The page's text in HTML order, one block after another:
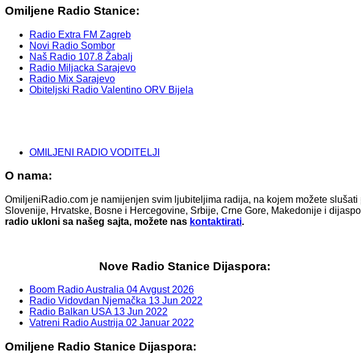
Omiljene Radio Stanice:
Radio Extra FM Zagreb
Novi Radio Sombor
Naš Radio 107.8 Žabalj
Radio Miljacka Sarajevo
Radio Mix Sarajevo
Obiteljski Radio Valentino ORV Bijela
OMILJENI RADIO VODITELJI
O nama:
OmiljeniRadio.com je namijenjen svim ljubiteljima radija, na kojem možete
Slovenije, Hrvatske, Bosne i Hercegovine, Srbije, Crne Gore, Makedonije i
radio ukloni sa našeg sajta, možete nas kontaktirati.
Nove Radio Stanice Dijaspora:
Boom Radio Australia 04 Avgust 2026
Radio Vidovdan Njemačka 13 Jun 2022
Radio Balkan USA 13 Jun 2022
Vatreni Radio Austrija 02 Januar 2022
Omiljene Radio Stanice Dijaspora: